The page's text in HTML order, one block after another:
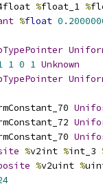
%float_1 %
%float
1 0 1 Unknown
%v2int %int_3
%v2uint %